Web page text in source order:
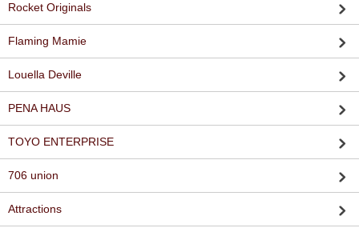
Rocket Originals
Flaming Mamie
Louella Deville
PENA HAUS
TOYO ENTERPRISE
706 union
Attractions